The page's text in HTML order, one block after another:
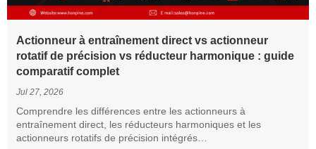
Actionneur à entraînement direct vs actionneur
rotatif de précision vs réducteur harmonique : guide
comparatif complet
Jul 27, 2026
Comprendre les différences entre les actionneurs à
entraînement direct, les réducteurs harmoniques et les
actionneurs rotatifs de précision intégrés